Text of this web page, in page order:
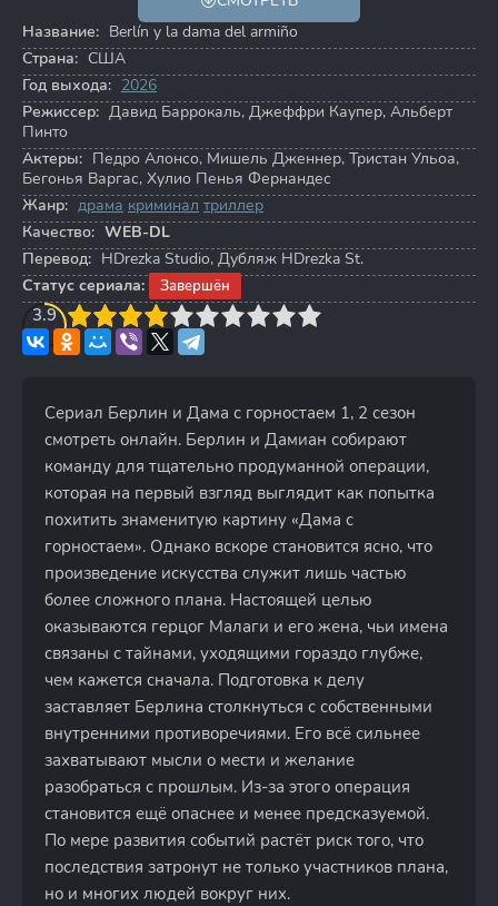
Название: Berlín y la dama del armiño
Страна: США
Год выхода: 2026
Режиссер: Давид Баррокаль, Джеффри Каупер, Альберт
Пинто
Актеры: Педро Алонсо, Мишель Дженнер, Тристан Ульоа,
Бегонья Варгас, Хулио Пенья Фернандес
Жанр: драма криминал триллер
Качество: WEB-DL
Перевод: HDrezka Studio, Дубляж HDrezka St.
Статус сериала:
Завершён
3.9
4 5 6 7 8 9 10
Сериал Берлин и Дама с горностаем 1, 2 сезон
смотреть онлайн. Берлин и Дамиан собирают
команду для тщательно продуманной операции,
которая на первый взгляд выглядит как попытка
похитить знаменитую картину «Дама с
горностаем». Однако вскоре становится ясно, что
произведение искусства служит лишь частью
более сложного плана. Настоящей целью
оказываются герцог Малаги и его жена, чьи имена
связаны с тайнами, уходящими гораздо глубже,
чем кажется сначала. Подготовка к делу
заставляет Берлина столкнуться с собственными
внутренними противоречиями. Его всё сильнее
захватывают мысли о мести и желание
разобраться с прошлым. Из-за этого операция
становится ещё опаснее и менее предсказуемой.
По мере развития событий растёт риск того, что
последствия затронут не только участников плана,
но и многих людей вокруг них.